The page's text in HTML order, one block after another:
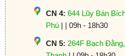
CN 4: 644 Lũy Bán
Phú| | 09h - 18h30
CN 5: 264F Bạch